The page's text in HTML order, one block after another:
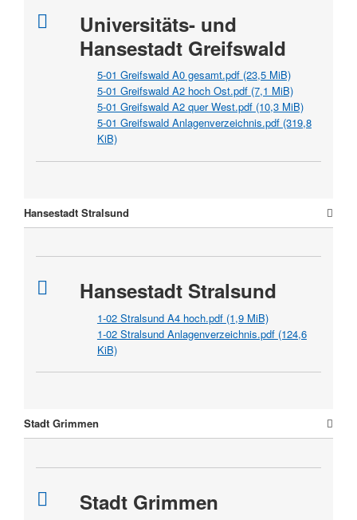
Universitäts- und
Hansestadt Greifswald
5-01 Greifswald A0 gesamt.pdf (23,5 MiB)
5-01 Greifswald A2 hoch Ost.pdf (7,1 MiB)
5-01 Greifswald A2 quer West.pdf (10,3 MiB)
5-01 Greifswald Anlagenverzeichnis.pdf (319,8
KiB)
Hansestadt Stralsund
Hansestadt Stralsund
1-02 Stralsund A4 hoch.pdf (1,9 MiB)
1-02 Stralsund Anlagenverzeichnis.pdf (124,6
KiB)
Stadt Grimmen
Stadt Grimmen